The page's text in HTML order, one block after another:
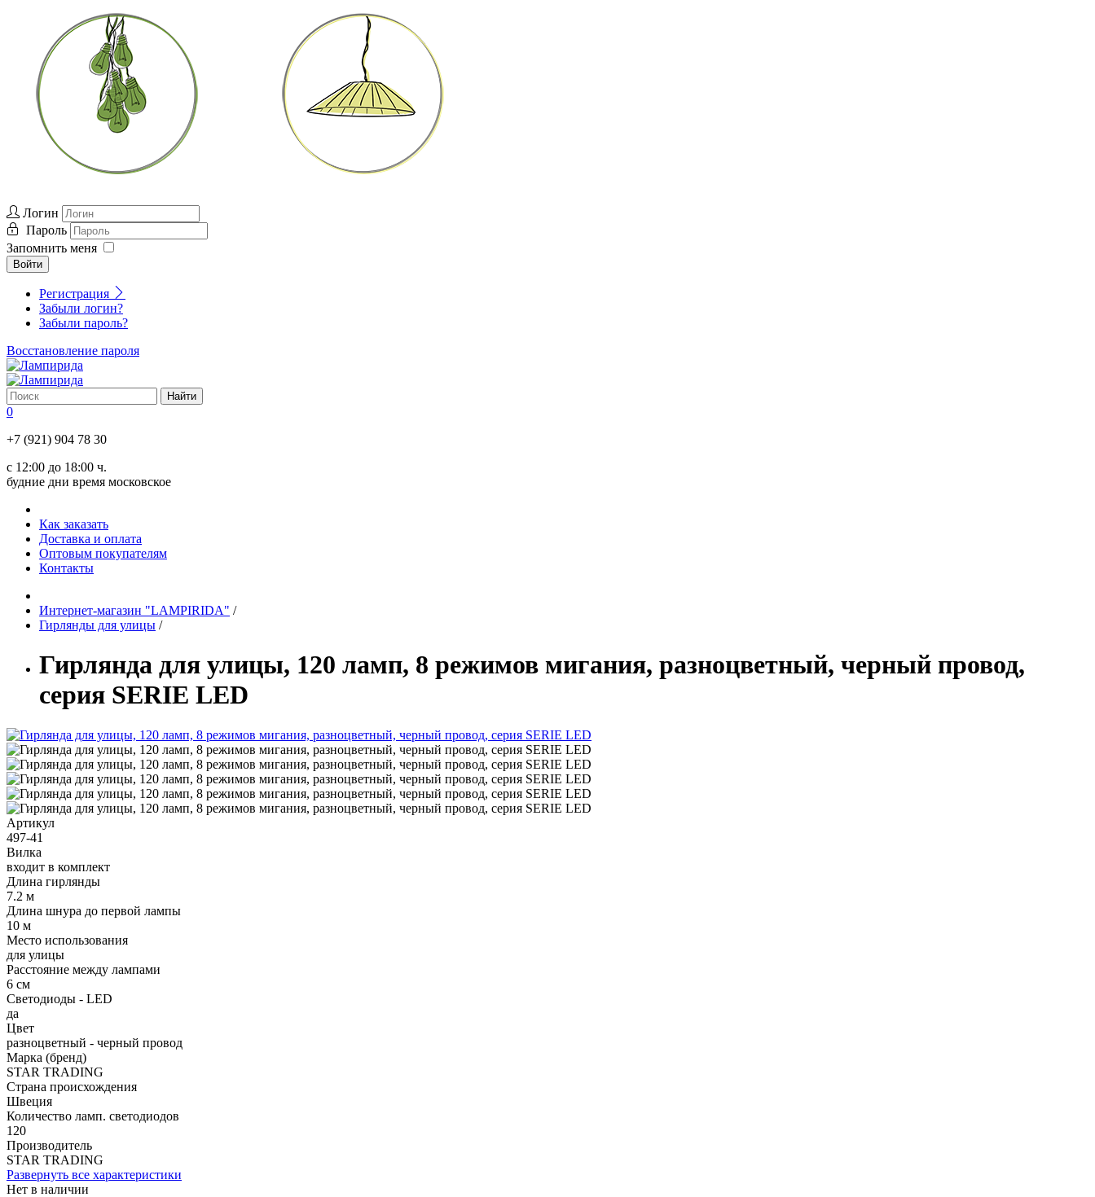
Логин
Пароль
Запомнить меня
Войти
Регистрация
Забыли логин?
Забыли пароль?
Восстановление пароля
0
+7 (921) 904 78 30
с 12:00 до 18:00 ч.
будние дни время московское
Как заказать
Доставка и оплата
Оптовым покупателям
Контакты
Интернет-магазин "LAMPIRIDA" /
Гирлянды для улицы /
Гирлянда для улицы, 120 ламп, 8 режимов мигания, разноцветный, черный провод,
серия SERIE LED
Артикул
497-41
Вилка
входит в комплект
Длина гирлянды
7.2 м
Длина шнура до первой лампы
10 м
Место использования
для улицы
Расстояние между лампами
6 см
Светодиоды - LED
да
Цвет
разноцветный - черный провод
Марка (бренд)
STAR TRADING
Страна происхождения
Швеция
Количество ламп. светодиодов
120
Производитель
STAR TRADING
Развернуть все характеристики
Нет в наличии